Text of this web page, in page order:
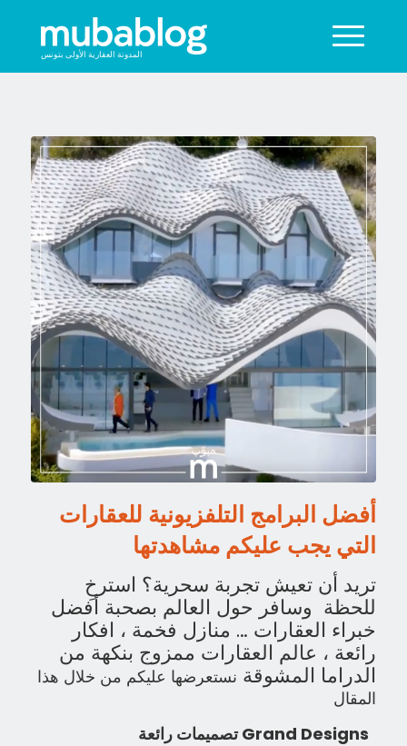
المدونة العقارية الأولى بتونس
أفضل البرامج التلفزيونية للعقارات
التي يجب عليكم مشاهدتها
تريد أن تعيش تجربة سحرية؟ استرخِ
للحظة وسافر حول العالم بصحبة أفضل
خبراء العقارات … منازل فخمة ، افكار
رائعة ، عالم العقارات ممزوج بنكهة من
الدراما المشوقة نستعرضها عليكم من خلال هذا
المقال